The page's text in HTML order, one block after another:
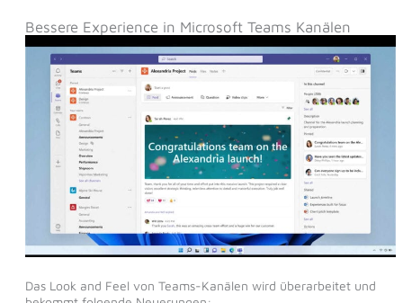
Bessere Experience in Microsoft Teams Kanälen
Das Look and Feel von Teams-Kanälen wird überarbeitet und